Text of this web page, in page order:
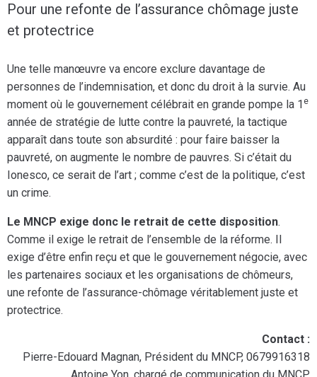
Pour une refonte de l’assurance chômage juste
et protectrice
Une telle manœuvre va encore exclure davantage de
personnes de l’indemnisation, et donc du droit à la survie. Au
moment où le gouvernement célébrait en grande pompe la 1 e
année de stratégie de lutte contre la pauvreté, la tactique
apparaît dans toute son absurdité : pour faire baisser la
pauvreté, on augmente le nombre de pauvres. Si c’était du
Ionesco, ce serait de l’art ; comme c’est de la politique, c’est
un crime.
Le MNCP exige donc le retrait de cette disposition.
Comme il exige le retrait de l’ensemble de la réforme. Il
exige d’être enfin reçu et que le gouvernement négocie, avec
les partenaires sociaux et les organisations de chômeurs,
une refonte de l’assurance-chômage véritablement juste et
protectrice.
Contact :
Pierre-Edouard Magnan, Président du MNCP, 0679916318